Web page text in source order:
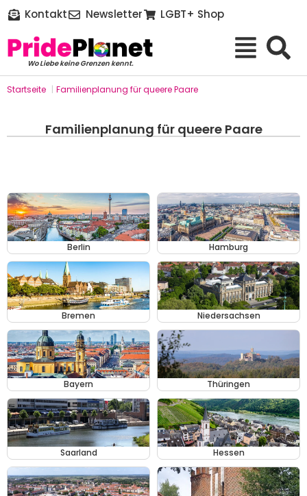
Kontakt Newsletter LGBT+ Shop
Wo Liebe keine Grenzen kennt.
Startseite | Familienplanung für queere Paare
Familienplanung für queere Paare
Berlin Hamburg
Bremen Niedersachsen
Bayern Thüringen
Saarland Hessen